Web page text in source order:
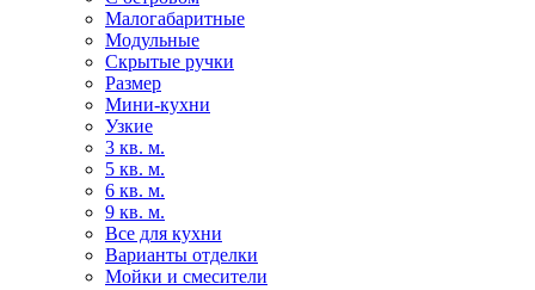
Малогабаритные
Модульные
Скрытые ручки
Размер
Мини-кухни
Узкие
3 кв. м.
5 кв. м.
6 кв. м.
9 кв. м.
Все для кухни
Варианты отделки
Мойки и смесители